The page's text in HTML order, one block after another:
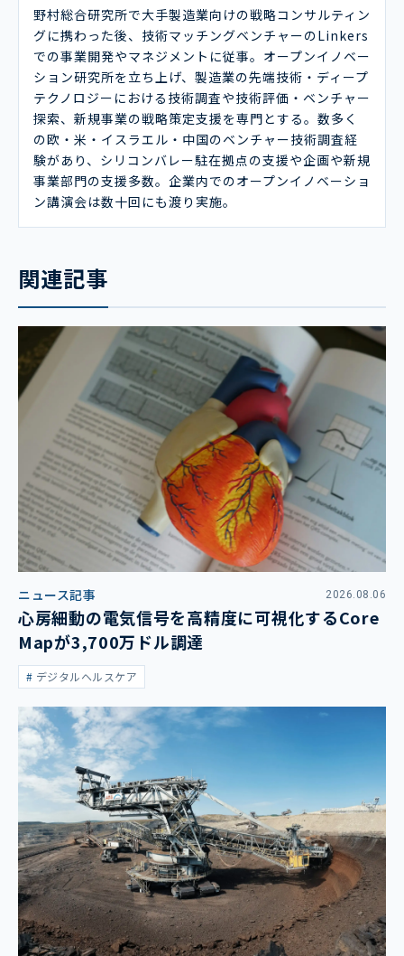
野村総合研究所で大手製造業向けの戦略コンサルティン
グに携わった後、技術マッチングベンチャーのLinkers
での事業開発やマネジメントに従事。オープンイノベー
ション研究所を立ち上げ、製造業の先端技術・ディープ
テクノロジーにおける技術調査や技術評価・ベンチャー
探索、新規事業の戦略策定支援を専門とする。数多く
の欧・米・イスラエル・中国のベンチャー技術調査経
験があり、シリコンバレー駐在拠点の支援や企画や新規
事業部門の支援多数。企業内でのオープンイノベーショ
ン講演会は数十回にも渡り実施。
関連記事
ニュース記事 2026.08.06
心房細動の電気信号を高精度に可視化するCore
Mapが3,700万ドル調達
デジタルヘルスケア